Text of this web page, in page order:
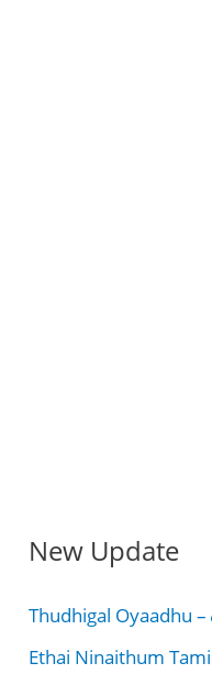
New Update
Thudhigal Oyaadhu
Ethai Ninaithum